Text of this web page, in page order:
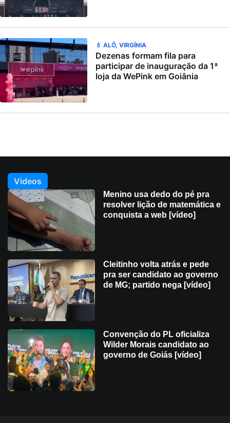
💄 ALÔ, VIRGÍNIA
Dezenas formam fila para
participar de inauguração da 1ª
loja da WePink em Goiânia
Videos
Menino usa dedo do pé pra
resolver lição de matemática e
conquista a web [vídeo]
Cleitinho volta atrás e pede
pra ser candidato ao governo
de MG; partido nega [vídeo]
Convenção do PL oficializa
Wilder Morais candidato ao
governo de Goiás [vídeo]